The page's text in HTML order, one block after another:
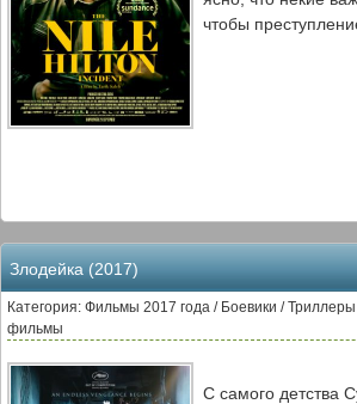
чтобы
Злодейка (2017)
Категория: Фильмы 2017 года / Боевики /
фильмы
С самого детства